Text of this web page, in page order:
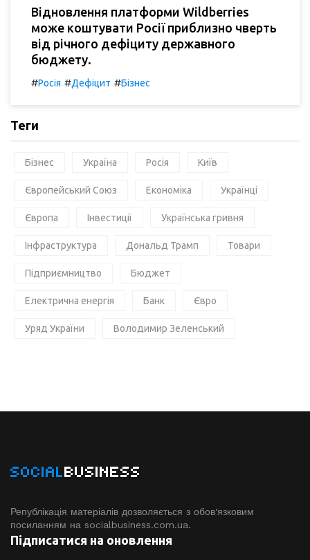
Відновлення платформи Wildberries
може коштувати Росії приблизно чверть
від річного дефіциту державного
бюджету.
#Росія #Дефіцит #Бізнес
Теги
Бізнес Україна Росія Київ
Європейський Союз Економіка Українці
Європа Інвестиції Українська гривня
Інфраструктура Дональд Трамп Товари
Підприємництво Бюджет
Електрична енергія Банк Євро
Уряд України Володимир Зеленський
SOCIALBUSINESS
Републікація матеріалів дозволяється з обов'язковим
посиланням на socialbusiness.com.ua.
Підписатися на оновлення